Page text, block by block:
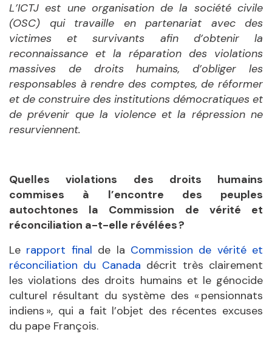
L’ICTJ est une organisation de la société civile
(OSC) qui travaille en partenariat avec des
victimes et survivants afin d’obtenir la
reconnaissance et la réparation des violations
massives de droits humains, d’obliger les
responsables à rendre des comptes, de réformer
et de construire des institutions démocratiques et
de prévenir que la violence et la répression ne
resurviennent.
Quelles violations des droits humains
commises à l’encontre des peuples
autochtones la Commission de vérité et
réconciliation a-t-elle révélées ?
Le rapport final de la Commission de vérité et
réconciliation du Canada décrit très clairement
les violations des droits humains et le génocide
culturel résultant du système des « pensionnats
indiens », qui a fait l’objet des récentes excuses
du pape François.